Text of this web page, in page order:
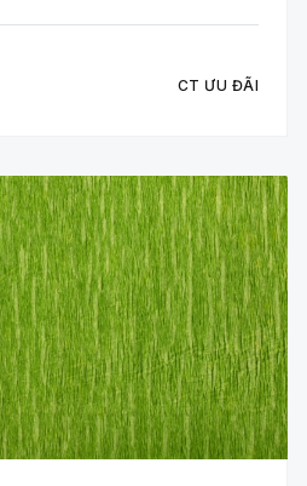
CT ƯU ĐÃI